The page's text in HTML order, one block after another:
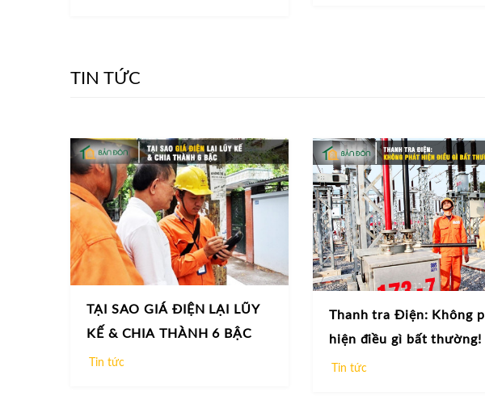
TIN TỨC
TẠI SAO GIÁ ĐIỆN LẠI LŨY
KẾ & CHIA THÀNH 6 BẬC
Tin tức
Thanh tra Điện: Không
hiện điều gì bất thường!
Tin tức